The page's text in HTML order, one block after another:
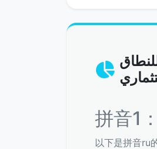
拼音1
以下是拼音ru